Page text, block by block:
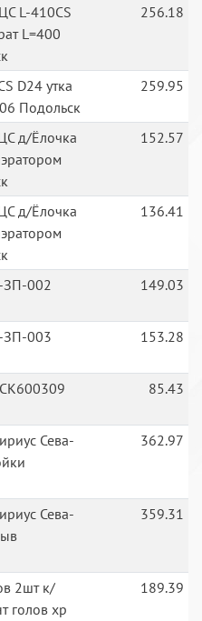
L-410CS
L=400
256.18
D24 утка
Подольск
259.95
д/Ёлочка
152.57
д/Ёлочка
136.41
ЗП-002
149.03
ЗП-003
153.28
85.43
Сева-
362.97
Сева-
359.31
2шт к/
голов хр
189.39